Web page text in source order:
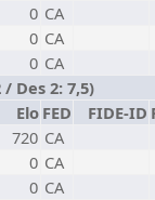
0 CA
0 CA
0 CA
Des 2: 7,5)
Elo FED FIDE-ID
720 CA
0 CA
0 CA